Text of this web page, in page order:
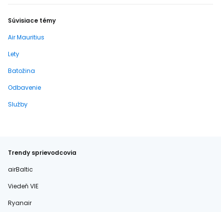
Súvisiace témy
Air Mauritius
Lety
Batožina
Odbavenie
Služby
Trendy sprievodcovia
airBaltic
Viedeň VIE
Ryanair